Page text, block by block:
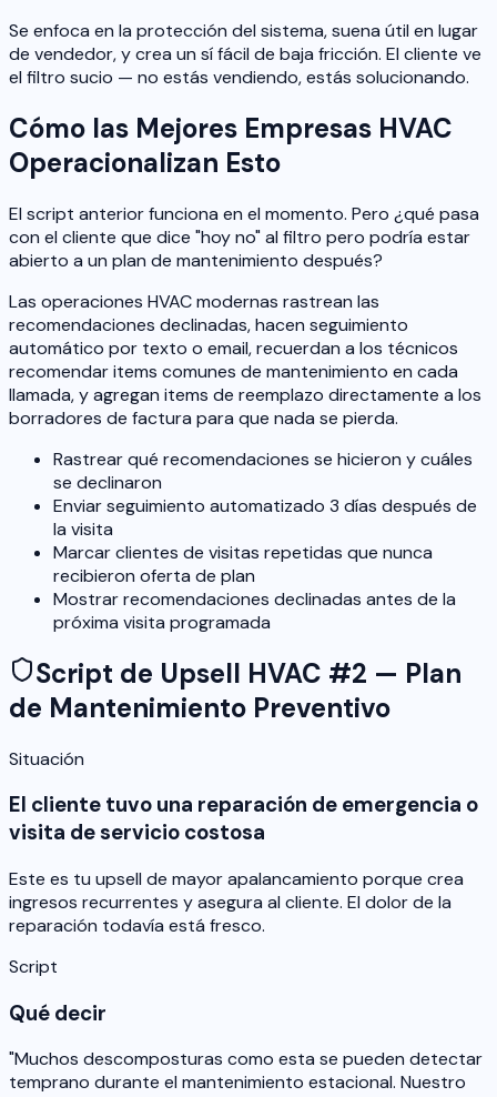
Se enfoca en la protección del sistema, suena útil en lugar
de vendedor, y crea un sí fácil de baja fricción. El cliente ve
el filtro sucio — no estás vendiendo, estás solucionando.
Cómo las Mejores Empresas HVAC
Operacionalizan Esto
El script anterior funciona en el momento. Pero ¿qué pasa
con el cliente que dice "hoy no" al filtro pero podría estar
abierto a un plan de mantenimiento después?
Las operaciones HVAC modernas rastrean las
recomendaciones declinadas, hacen seguimiento
automático por texto o email, recuerdan a los técnicos
recomendar items comunes de mantenimiento en cada
llamada, y agregan items de reemplazo directamente a los
borradores de factura para que nada se pierda.
Rastrear qué recomendaciones se hicieron y cuáles
se declinaron
Enviar seguimiento automatizado 3 días después de
la visita
Marcar clientes de visitas repetidas que nunca
recibieron oferta de plan
Mostrar recomendaciones declinadas antes de la
próxima visita programada
Script de Upsell HVAC #2 — Plan
de Mantenimiento Preventivo
Situación
El cliente tuvo una reparación de emergencia o
visita de servicio costosa
Este es tu upsell de mayor apalancamiento porque crea
ingresos recurrentes y asegura al cliente. El dolor de la
reparación todavía está fresco.
Script
Qué decir
"Muchos descomposturas como esta se pueden detectar
temprano durante el mantenimiento estacional. Nuestro